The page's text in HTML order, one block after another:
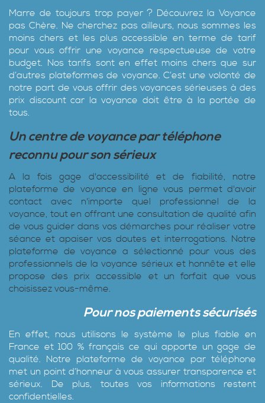
Marre de toujours trop payer ? Découvrez la Voyance
pas Chère‎. Ne cherchez pas ailleurs, nous sommes les
moins chers et les plus accessible en terme de tarif
pour vous offrir une voyance respectueuse de votre
budget. Nos tarifs sont en effet moins chers que sur
d’autres plateformes de voyance. C’est une volonté de
notre part de vous offrir des voyances sérieuses à des
prix discount car la voyance doit être à la portée de
tous.
Un centre de voyance par téléphone
reconnu pour son sérieux
A la fois gage d'accessibilité et de fiabilité, notre
plateforme de voyance en ligne vous permet d'avoir
contact avec n'importe quel professionnel de la
voyance, tout en offrant une consultation de qualité afin
de vous guider dans vos démarches pour réaliser votre
séance et apaiser vos doutes et interrogations. Notre
plateforme de voyance a sélectionné pour vous des
professionnels de la voyance sérieux et honnête et elle
propose des prix accessible et un forfait que vous
choisissez vous-même.
Pour nos paiements sécurisés
En effet, nous utilisons le système le plus fiable en
France et 100 % français ce qui apporte un gage de
qualité. Notre plateforme de voyance par téléphone
met un point d’honneur à vous assurer transparence et
sérieux. De plus, toutes vos informations restent
confidentielles.